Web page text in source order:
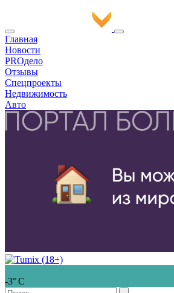
Главная
Новости
PROдело
Отзывы
Спецпроекты
Недвижимость
Авто
-3° С